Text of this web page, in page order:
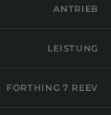
ANTRIEB
LEISTUNG
FORTHING 7 REEV